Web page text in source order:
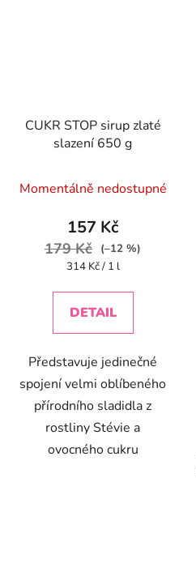
CUKR STOP sirup zlaté
slazení 650 g
hodnocení
produktu
je
4,2
5
Momentálně nedostupné
157 Kč
179 Kč
(–12 %)
Měrná
314 Kč / 1 l
DETAIL
Představuje jedinečné
spojení velmi oblíbeného
přírodního sladidla z
rostliny Stévie a
ovocného cukru